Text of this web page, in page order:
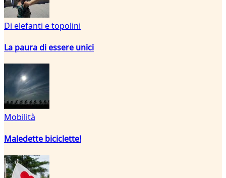
Di elefanti e topolini
La paura di essere unici
Mobilità
Maledette biciclette!